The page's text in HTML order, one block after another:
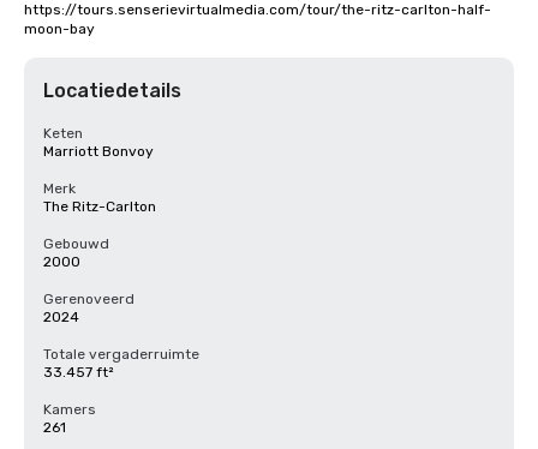
https://tours.senserievirtualmedia.com/tour/the-ritz-carlton-half-
moon-bay
Locatiedetails
Keten
Marriott Bonvoy
Merk
The Ritz-Carlton
Gebouwd
2000
Gerenoveerd
2024
Totale vergaderruimte
33.457 ft²
Kamers
261